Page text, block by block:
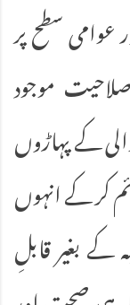
عوامی سطح پر
موجود
کے پہاڑوں
کر کے انہوں
کے بغیر قابلِ